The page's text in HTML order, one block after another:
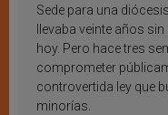
Sede para una
llevaba veinte años
hoy. Pero hace tres
comprometer
controvertida ley que
minorías.